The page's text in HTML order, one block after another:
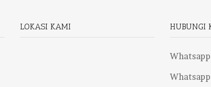
LOKASI KAMI HUBUNGI
Whatsapp
Whatsapp